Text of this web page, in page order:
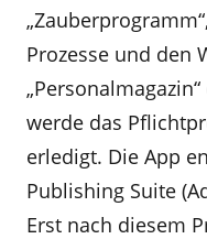
Prozesse und den
werde das
erledigt. Die App
Publishing Suite
Erst nach diesem